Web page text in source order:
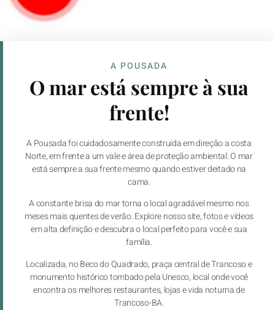
A POUSADA
O mar está sempre à sua
frente!
A Pousada foi cuidadosamente construída em direção a costa
Norte, em frente a um vale e área de proteção ambiental. O mar
está sempre a sua frente mesmo quando estiver deitado na
cama.
A constante brisa do mar torna o local agradável mesmo nos
meses mais quentes de verão. Explore nosso site, fotos e vídeos
em alta definição e descubra o local perfeito para você e sua
família.
Localizada, no Beco do Quadrado, praça central de Trancoso e
monumento histórico tombado pela Unesco, local onde você
encontra os melhores restaurantes, lojas e vida noturna de
Trancoso-BA.